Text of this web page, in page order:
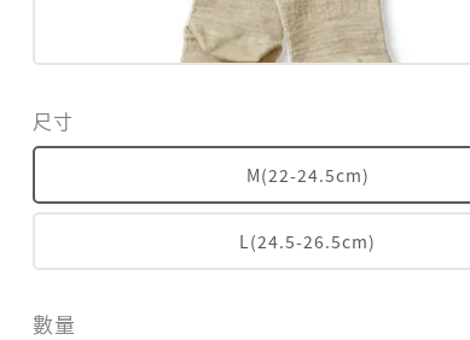
尺寸
M(22-24.5cm)
L(24.5-26.5cm)
數量